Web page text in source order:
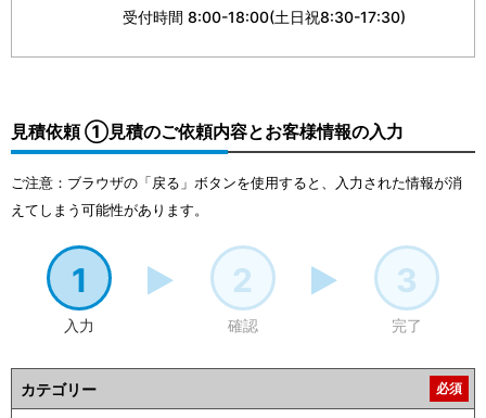
受付時間 8:00-18:00(土日祝8:30-17:30)
見積依頼 ①見積のご依頼内容とお客様情報の入力
ご注意：ブラウザの「戻る」ボタンを使用すると、入力された情報が消
えてしまう可能性があります。
1
入力
2
確認
3
完了
カテゴリー 必須